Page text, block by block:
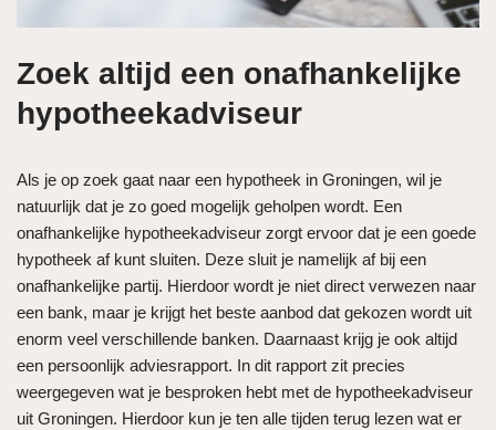
Zoek altijd een onafhankelijke
hypotheekadviseur
Als je op zoek gaat naar een hypotheek in Groningen, wil je
natuurlijk dat je zo goed mogelijk geholpen wordt. Een
onafhankelijke hypotheekadviseur zorgt ervoor dat je een goede
hypotheek af kunt sluiten. Deze sluit je namelijk af bij een
onafhankelijke partij. Hierdoor wordt je niet direct verwezen naar
een bank, maar je krijgt het beste aanbod dat gekozen wordt uit
enorm veel verschillende banken. Daarnaast krijg je ook altijd
een persoonlijk adviesrapport. In dit rapport zit precies
weergegeven wat je besproken hebt met de hypotheekadviseur
uit Groningen. Hierdoor kun je ten alle tijden terug lezen wat er